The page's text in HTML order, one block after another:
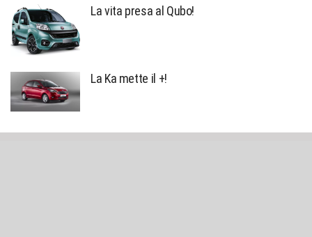
La vita presa al Qubo!
La Ka mette il +!